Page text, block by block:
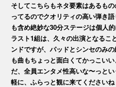
そしてこちらもネタ要素はあるも
ってるのでクオリティの高い弾き
も含め絶妙な30分ステージは個人的
ラスト1組は、久々の出演となるこ
ンドですが、パッドとシンセのみ
も曲もちょっと面白くてかっこい
だ、全員エンタメ性高いな〜っと
軽に、ふらっと観に来てくださいね